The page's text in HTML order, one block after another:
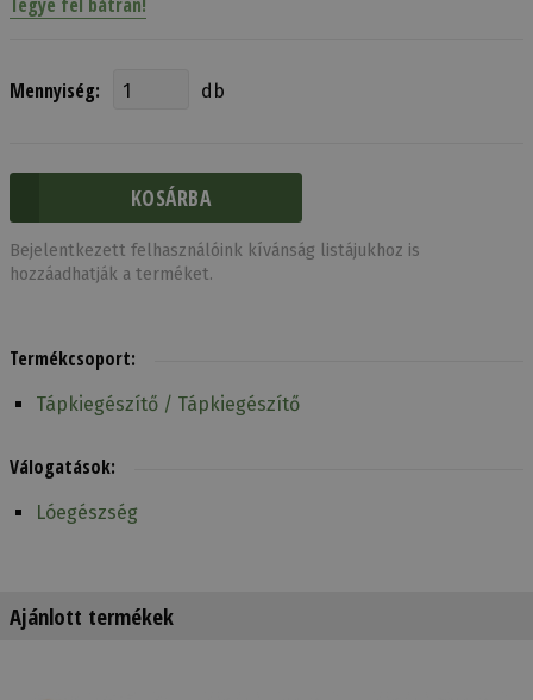
Mennyiség: db
Bejelentkezett felhasználóink kívánság listájukhoz is
hozzáadhatják a terméket.
Termékcsoport:
Tápkiegészítő / Tápkiegészítő
Válogatások:
Lóegészség
Ajánlott termékek